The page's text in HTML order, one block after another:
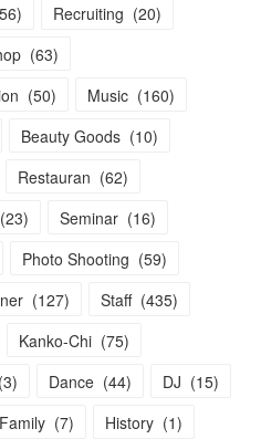
56) Recruiting (20)
(63)
(50) Music (160)
Beauty Goods (10)
Restauran (62)
(23) Seminar (16)
Photo Shooting (59)
(127) Staff (435)
Kanko-Chi (75)
(3) Dance (44) DJ (15)
Family (7) History (1)